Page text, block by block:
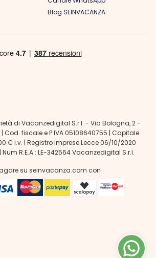
Blog SEINVACANZA
di Vacanzedigital S.r.l. - Via Bologna, 2 -
| Cod. fiscale e P.IVA 05108640755 | Capitale
€ i.v. | Registro Imprese Lecce 06/10/2020
R.E.A.: LE-342564 Vacanzedigital S.r.l.
su seinvacanza.com con